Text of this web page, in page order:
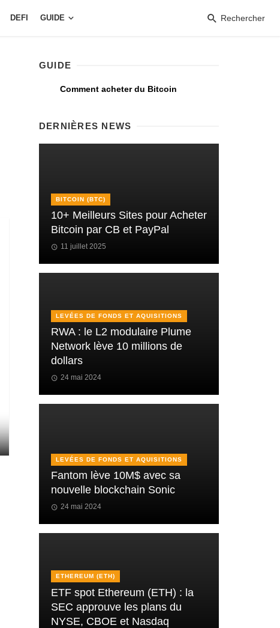
DEFI GUIDE Rechercher
GUIDE
Comment acheter du Bitcoin
DERNIÈRES NEWS
BITCOIN (BTC)
10+ Meilleurs Sites pour Acheter
Bitcoin par CB et PayPal
11 juillet 2025
LEVÉES DE FONDS ET AQUISITIONS
RWA : le L2 modulaire Plume
Network lève 10 millions de
dollars
24 mai 2024
LEVÉES DE FONDS ET AQUISITIONS
Fantom lève 10M$ avec sa
nouvelle blockchain Sonic
24 mai 2024
ETHEREUM (ETH)
ETF spot Ethereum (ETH) : la
SEC approuve les plans du
NYSE, CBOE et Nasdaq